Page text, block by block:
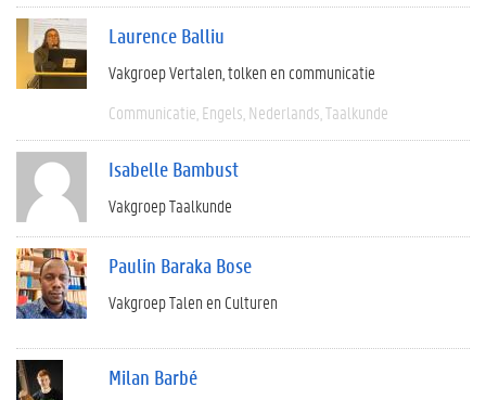
Laurence Balliu
Vakgroep Vertalen, tolken en communicatie
Communicatie Engels Nederlands Taalkunde
Isabelle Bambust
Vakgroep Taalkunde
Paulin Baraka Bose
Vakgroep Talen en Culturen
Milan Barbé